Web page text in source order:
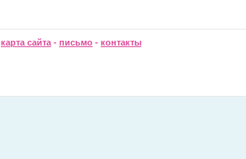
карта сайта - письмо - контакты